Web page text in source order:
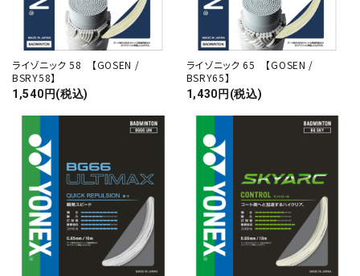
ライゾニック 58 【GOSEN /
BSRY58】
1,540円(税込)
ライゾニック 65 【GOSEN /
BSRY65】
1,430円(税込)